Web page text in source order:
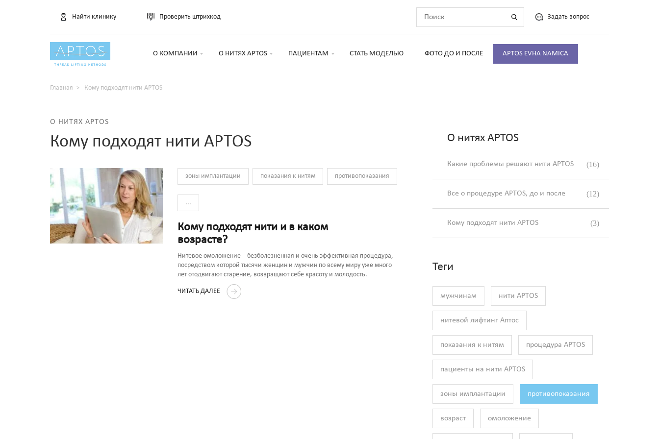
Найти клинику Проверить штрихкод Задать вопрос
О КОМПАНИИ О НИТЯХ APTOS ПАЦИЕНТАМ СТАТЬ МОДЕЛЬЮ ФОТО ДО И ПОСЛЕ APTOS EVHA NAMICA
Главная Кому подходят нити APTOS
О НИТЯХ APTOS
Кому подходят нити APTOS
зоны имплантации показания к нитям противопоказания
...
Кому подходят нити и в каком
возрасте?
Нитевое омоложение – безболезненная и очень эффективная процедура,
посредством которой тысячи женщин и мужчин по всему миру уже много
лет отодвигают старение, возвращают себе красоту и молодость.
ЧИТАТЬ ДАЛЕЕ
О нитях APTOS
Какие проблемы решают нити APTOS (16)
Все о процедуре APTOS, до и после (12)
Кому подходят нити APTOS (3)
Теги
мужчинам нити APTOS
нитевой лифтинг Аптос
показания к нитям процедура APTOS
пациенты на нити APTOS
зоны имплантации противопоказания
возраст омоложение